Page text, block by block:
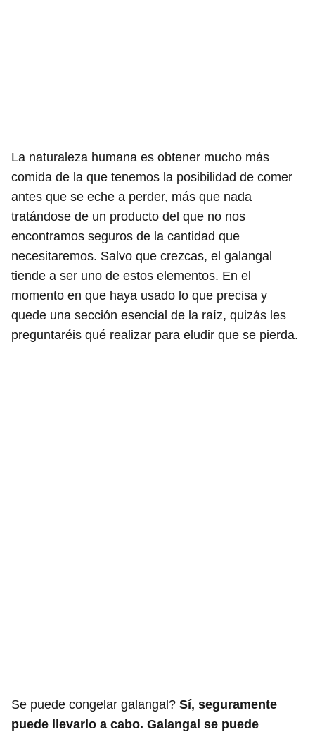
La naturaleza humana es obtener mucho más
comida de la que tenemos la posibilidad de comer
antes que se eche a perder, más que nada
tratándose de un producto del que no nos
encontramos seguros de la cantidad que
necesitaremos. Salvo que crezcas, el galangal
tiende a ser uno de estos elementos. En el
momento en que haya usado lo que precisa y
quede una sección esencial de la raíz, quizás les
preguntaréis qué realizar para eludir que se pierda.
Se puede congelar galangal? Sí, seguramente
puede llevarlo a cabo. Galangal se puede